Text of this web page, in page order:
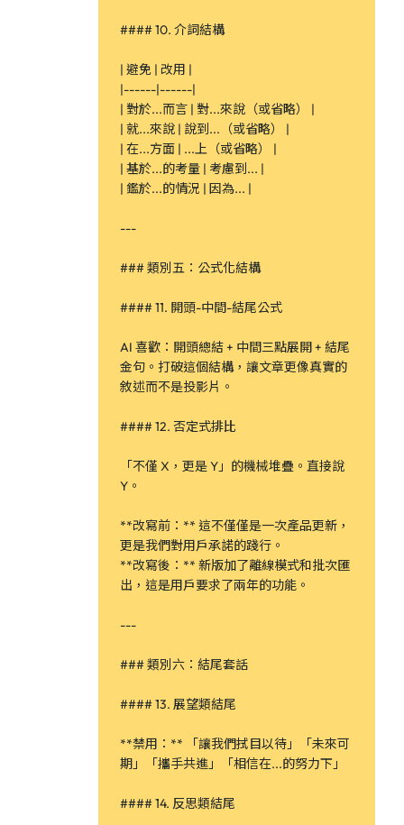
#### 10. 介詞結構
| 避免 | 改用 |
|------|------|
| 對於...而言 | 對...來說（或省略） |
| 就...來說 | 說到...（或省略） |
| 在...方面 | ...上（或省略） |
| 基於...的考量 | 考慮到... |
| 鑑於...的情況 | 因為... |
---
### 類別五：公式化結構
#### 11. 開頭-中間-結尾公式
AI 喜歡：開頭總結 + 中間三點展開 + 結尾
金句。打破這個結構，讓文章更像真實的
敘述而不是投影片。
#### 12. 否定式排比
「不僅 X，更是 Y」的機械堆疊。直接說
Y。
**改寫前：** 這不僅僅是一次產品更新，
更是我們對用戶承諾的踐行。
**改寫後：** 新版加了離線模式和批次匯
出，這是用戶要求了兩年的功能。
---
### 類別六：結尾套話
#### 13. 展望類結尾
**禁用：** 「讓我們拭目以待」「未來可
期」「攜手共進」「相信在...的努力下」
#### 14. 反思類結尾